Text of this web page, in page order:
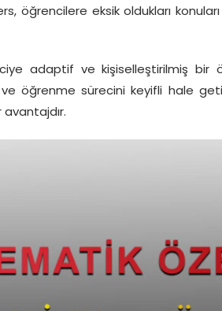
öğrencilere eksik oldukları
adaptif ve kişiselleştirilmiş bir
ve öğrenme sürecini keyifli hale